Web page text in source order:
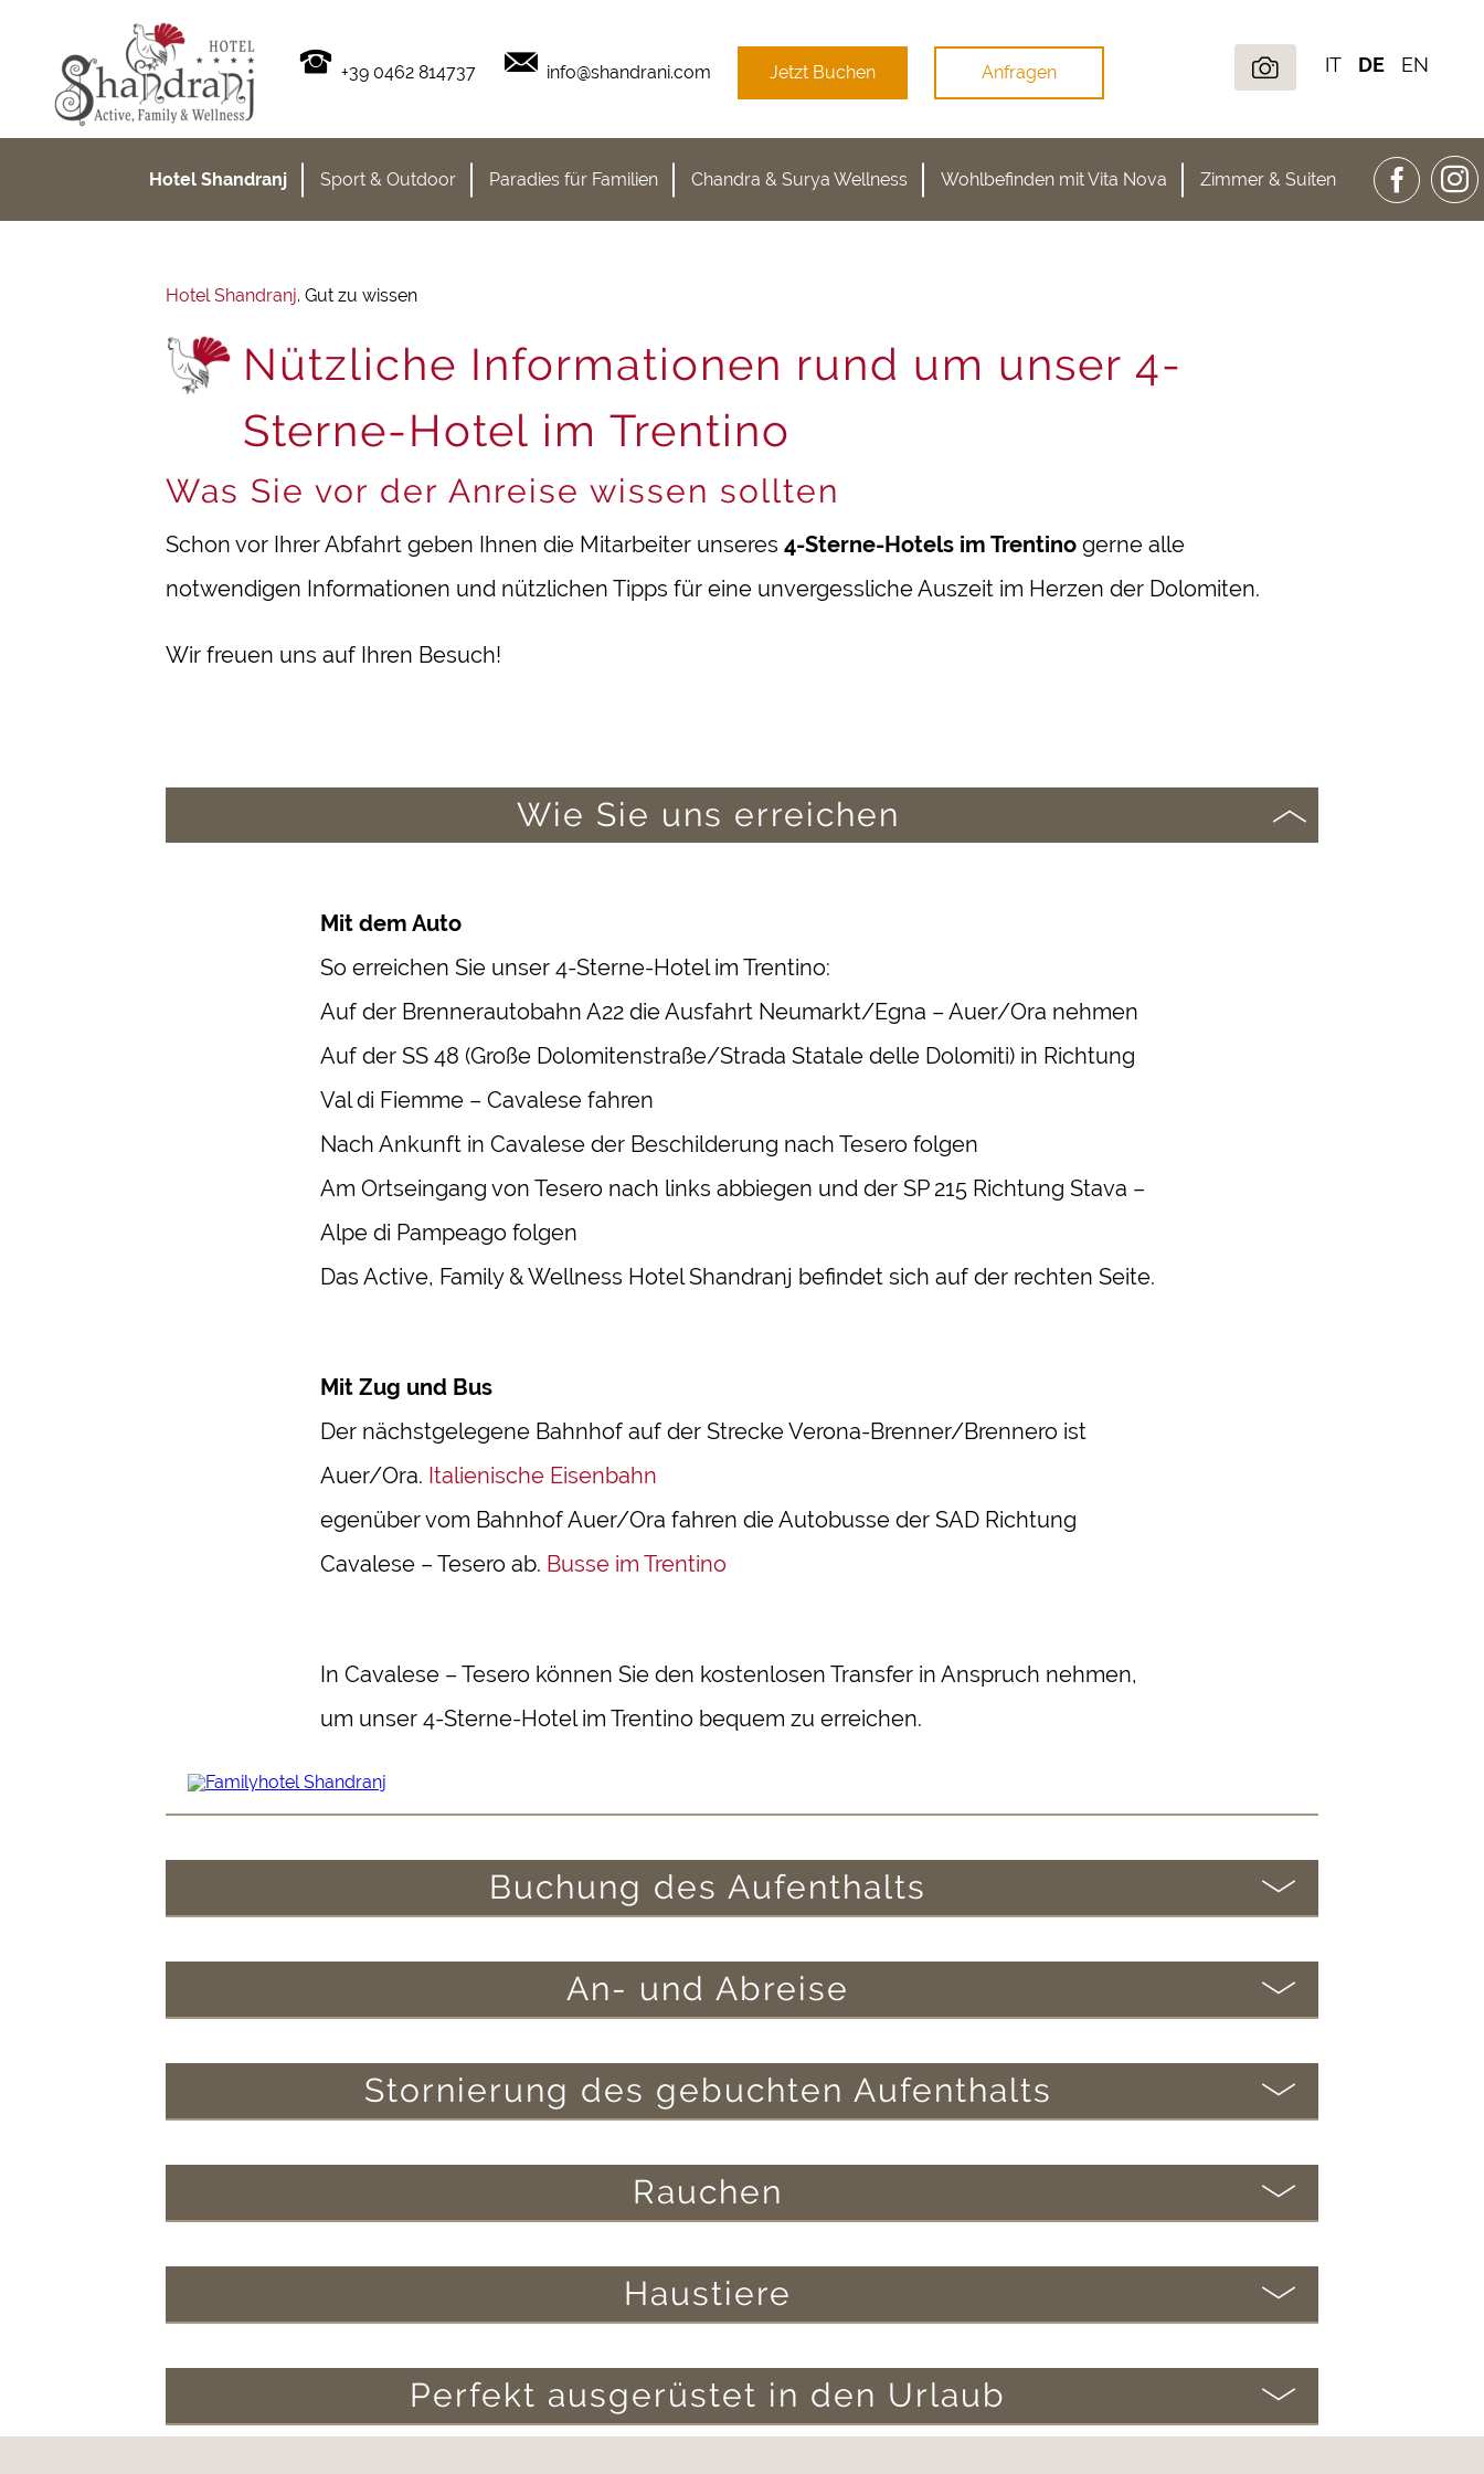
+39 0462 814737 info@shandrani.com Jetzt Buchen Anfragen IT DE EN
Hotel Shandranj Sport & Outdoor Paradies für Familien Chandra & Surya Wellness Wohlbefinden mit Vita Nova Zimmer & Suiten
Hotel Shandranj. Gut zu wissen
Nützliche Informationen rund um unser 4-
Sterne-Hotel im Trentino
Was Sie vor der Anreise wissen sollten
Schon vor Ihrer Abfahrt geben Ihnen die Mitarbeiter unseres 4-Sterne-Hotels im Trentino gerne alle
notwendigen Informationen und nützlichen Tipps für eine unvergessliche Auszeit im Herzen der Dolomiten.
Wir freuen uns auf Ihren Besuch!
Wie Sie uns erreichen
Mit dem Auto
So erreichen Sie unser 4-Sterne-Hotel im Trentino:
Auf der Brennerautobahn A22 die Ausfahrt Neumarkt/Egna – Auer/Ora nehmen
Auf der SS 48 (Große Dolomitenstraße/Strada Statale delle Dolomiti) in Richtung
Val di Fiemme – Cavalese fahren
Nach Ankunft in Cavalese der Beschilderung nach Tesero folgen
Am Ortseingang von Tesero nach links abbiegen und der SP 215 Richtung Stava –
Alpe di Pampeago folgen
Das Active, Family & Wellness Hotel Shandranj befindet sich auf der rechten Seite.
Mit Zug und Bus
Der nächstgelegene Bahnhof auf der Strecke Verona-Brenner/Brennero ist
Auer/Ora. Italienische Eisenbahn
egenüber vom Bahnhof Auer/Ora fahren die Autobusse der SAD Richtung
Cavalese – Tesero ab. Busse im Trentino
In Cavalese – Tesero können Sie den kostenlosen Transfer in Anspruch nehmen,
um unser 4-Sterne-Hotel im Trentino bequem zu erreichen.
Buchung des Aufenthalts
An- und Abreise
Stornierung des gebuchten Aufenthalts
Rauchen
Haustiere
Perfekt ausgerüstet in den Urlaub